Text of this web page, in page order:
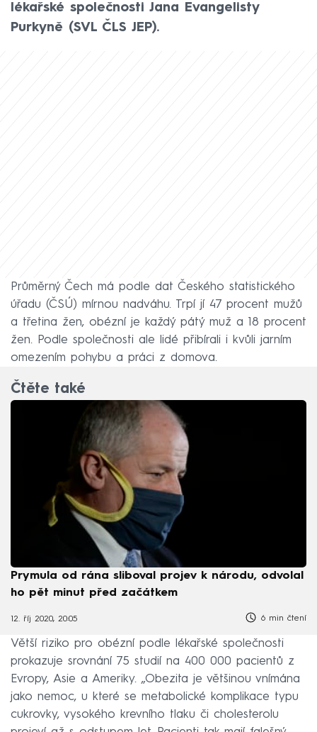
lékařské společnosti Jana Evangelisty
Purkyně (SVL ČLS JEP).
Průměrný Čech má podle dat Českého statistického
úřadu (ČSÚ) mírnou nadváhu. Trpí jí 47 procent mužů
a třetina žen, obézní je každý pátý muž a 18 procent
žen. Podle společnosti ale lidé přibírali i kvůli jarním
omezením pohybu a práci z domova.
Čtěte také
Prymula od rána sliboval projev k národu, odvolal
ho pět minut před začátkem
12. říj 2020, 20:05 6 min čtení
Větší riziko pro obézní podle lékařské společnosti
prokazuje srovnání 75 studií na 400 000 pacientů z
Evropy, Asie a Ameriky. „Obezita je většinou vnímána
jako nemoc, u které se metabolické komplikace typu
cukrovky, vysokého krevního tlaku či cholesterolu